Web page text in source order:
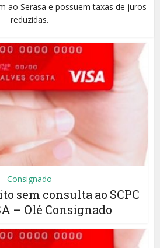
ao Serasa e possuem taxas de juros
reduzidas.
Consignado
sem consulta ao SCPC
– Olé Consignado